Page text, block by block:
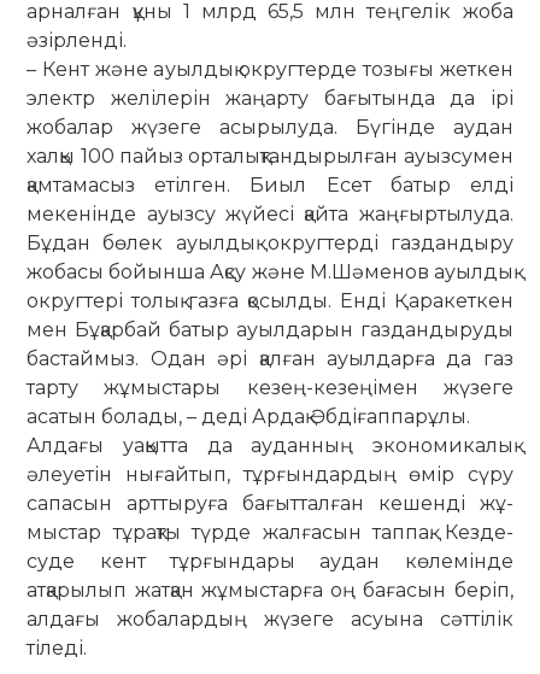
арналған құны 1 млрд 65,5 млн теңгелік жоба
әзір­лен­ді.
– Кент және ауылдық округтерде тозығы жеткен
электр желілерін жаңар­ту бағытында да ірі
жобалар жүзеге асы­рылуда. Бүгінде аудан
халқы 100 пайыз орталықтандырылған ауызсу­мен
қамтамасыз етілген. Биыл Есет батыр елді
мекенінде ауыз­су жүйесі қайта жаңғыртылуда.
Бұ­дан бөлек ауылдық округтерді ­газдан­ды­ру
жо­басы бойынша Ақсу және ­М.Шә­ме­нов ауылдық
округтері толық газ­ға қо­сыл­ды. Енді Қаракеткен
мен Бұ­қарбай батыр ауылдарын газдан­ды­­руды
бас­таймыз. Одан әрі қалған ауыл­­дарға да газ
тарту жұмыстары ке­зең-кезеңімен жүзеге
асатын бо­лады, – деді Ардақ Әбдіғаппарұлы.
Алдағы уақытта да ауданның эко­­но­­микалық
әлеуетін нығайтып, тұр­ғын­­­дардың өмір сүру
сапасын арт­­­ты­ру­ға бағытталған кешенді ­жұ­
мыс­тар тұрақты түрде жалғасын тап­пақ. Кез­де­
суде кент тұрғындары аудан көле­мінде
атқарылып жатқан жұмыс­тарға оң бағасын беріп,
алдағы жоба­лар­дың жүзеге асуына сәттілік
тіледі.